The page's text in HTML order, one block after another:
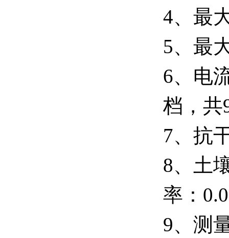
4、最
5、最
6、电
档，共
7、抗
8、土
率：
9、测